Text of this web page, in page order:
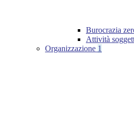
Burocrazia
Attività
Organizzazione 1